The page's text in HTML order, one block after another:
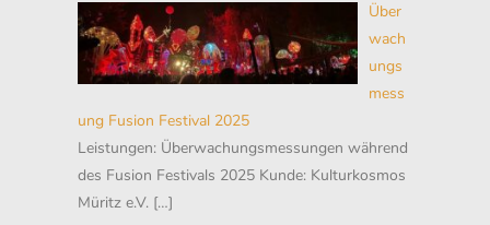
Über
wach
ungs
mess
ung Fusion Festival 2025
Leistungen: Überwachungsmessungen während
des Fusion Festivals 2025 Kunde: Kulturkosmos
Müritz e.V. […]